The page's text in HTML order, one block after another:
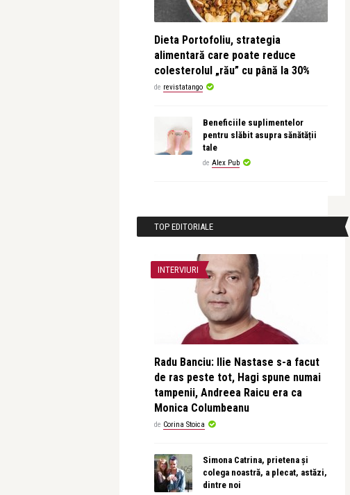
Dieta Portofoliu, strategia
alimentară care poate reduce
colesterolul „rău” cu până la 30%
de revistatango
Beneficiile suplimentelor
pentru slăbit asupra sănătății
tale
de Alex Pub
TOP EDITORIALE
INTERVIURI
Radu Banciu: Ilie Nastase s-a facut
de ras peste tot, Hagi spune numai
tampenii, Andreea Raicu era ca
Monica Columbeanu
de Corina Stoica
Simona Catrina, prietena și
colega noastră, a plecat, astăzi,
dintre noi